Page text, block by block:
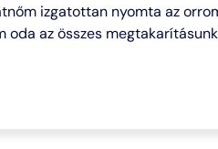
izgatottan nyomta az
oda az összes